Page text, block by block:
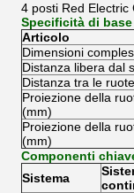
4 posti Red Electric
Specificità di base
Articolo
Dimensioni
Distanza libera dal
Distanza tra le ruote
Proiezione della
(mm)
Proiezione della
(mm)
Componenti
Sistema